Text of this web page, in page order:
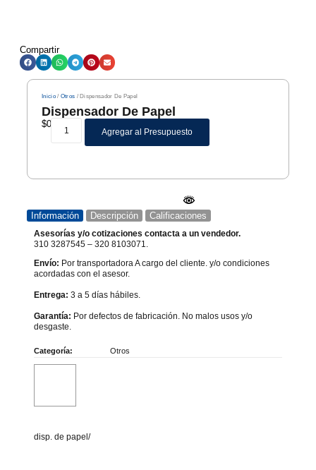
Compartir
Inicio/ Otros / Dispensador De Papel
Dispensador De Papel
$0
Agregar al Presupuesto
Información Descripción Calificaciones
Asesorías y/o cotizaciones contacta a un vendedor.
310 3287545 – 320 8103071.
Envío: Por transportadora A cargo del cliente. y/o condiciones
acordadas con el asesor.
Entrega: 3 a 5 días hábiles.
Garantía: Por defectos de fabricación. No malos usos y/o
desgaste.
Categoría: Otros
disp. de papel/